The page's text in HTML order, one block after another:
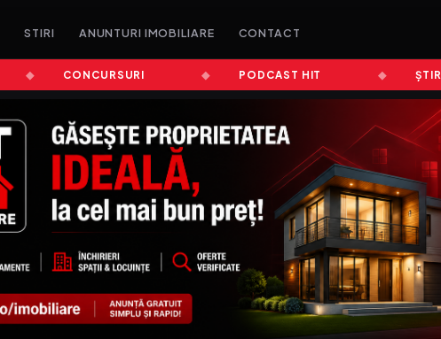
STIRI ANUNTURI IMOBILIARE CONTACT
CONCURSURI PODCAST HIT ȘTIRI ALBA